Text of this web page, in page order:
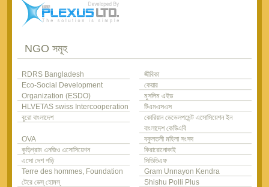
NGO সমূহ
RDRS Bangladesh
জীবিকা
Eco-Social Development
Organization (ESDO)
কেয়ার
মুসলিম এইড
HLVETAS swiss Intercooperation
টিএমএসএস
বুরো বাংলাদেশ
কোরিয়ান ডেভেলপমেন্ট এসোসিয়েশন ইন
বাংলাদেশ কেডিএবি
OVA
বকুলতলী মহিলা সংসদ
কুড়িগ্রাম এনজিও এসোসিয়েশন
কিরারোনোকাই
এসো দেশ গড়ি
সিডিডিএফ
Terre des hommes, Foundation
টেরে ডেস্ হোমস্
Gram Unnayon Kendra
Shishu Polli Plus